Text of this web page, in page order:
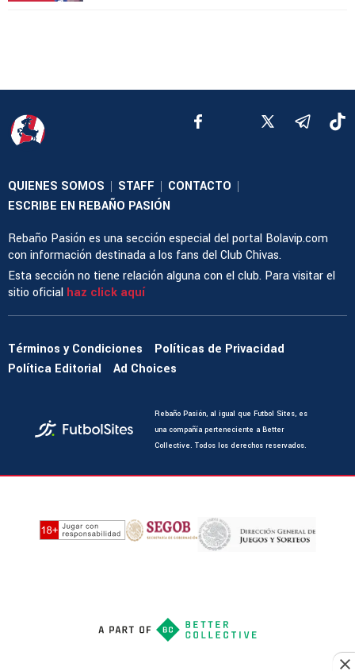
QUIENES SOMOS | STAFF | CONTACTO |
ESCRIBE EN REBAÑO PASIÓN
Rebaño Pasión es una sección especial del portal Bolavip.com
con información destinada a los fans del Club Chivas.
Esta sección no tiene relación alguna con el club. Para visitar el
sitio oficial haz click aquí
Términos y Condiciones
Políticas de Privacidad
Política Editorial
Ad Choices
Rebaño Pasión, al igual que Futbol Sites, es
una compañía perteneciente a Better
Collective. Todos los derechos reservados.